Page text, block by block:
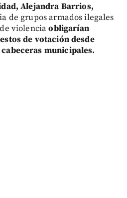
Alejandra Barrios,
de grupos armados ilegales
violenciaobligarían
de votación desde
municipales.